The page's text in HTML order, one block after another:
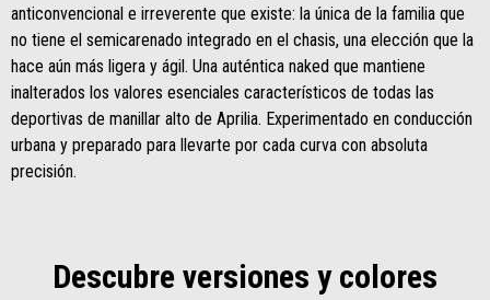
anticonvencional e irreverente que existe: la única de la familia que
no tiene el semicarenado integrado en el chasis, una elección que la
hace aún más ligera y ágil. Una auténtica naked que mantiene
inalterados los valores esenciales característicos de todas las
deportivas de manillar alto de Aprilia. Experimentado en conducción
urbana y preparado para llevarte por cada curva con absoluta
precisión.
Descubre versiones y colores